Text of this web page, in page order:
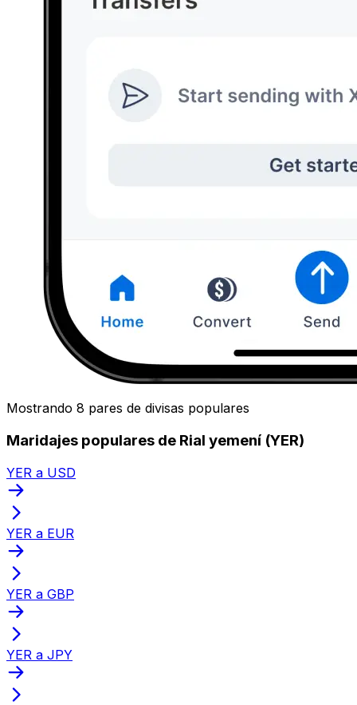
Mostrando 8 pares de divisas populares
Maridajes populares de Rial yemení (YER)
YER a USD
YER a EUR
YER a GBP
YER a JPY